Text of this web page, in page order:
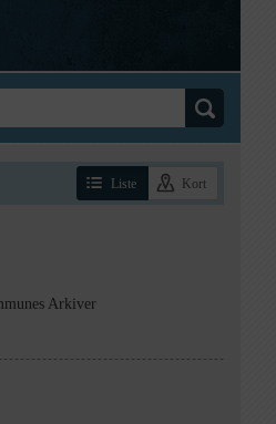
Liste Kort
Arkiver